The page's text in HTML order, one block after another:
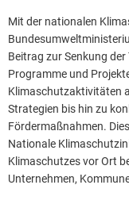
Mit der nationalen
Beitrag zur Senkung
Programme und
Klimaschutzaktivitäten
Strategien bis hin zu
Fördermaßnahmen.
Nationale
Klimaschutzes vor Ort
Unternehmen,